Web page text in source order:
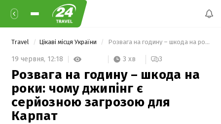
Travel Цікаві місця України Розвага на годину – шкода на роки: чому джипінг є серйозною загрозою для Карпат
19 червня, 12:18 3 хв 3
Розвага на годину – шкода на
роки: чому джипінг є
серйозною загрозою для
Карпат